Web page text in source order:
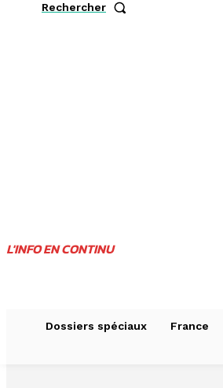
Rechercher
L'INFO EN CONTINU
Dossiers spéciaux France